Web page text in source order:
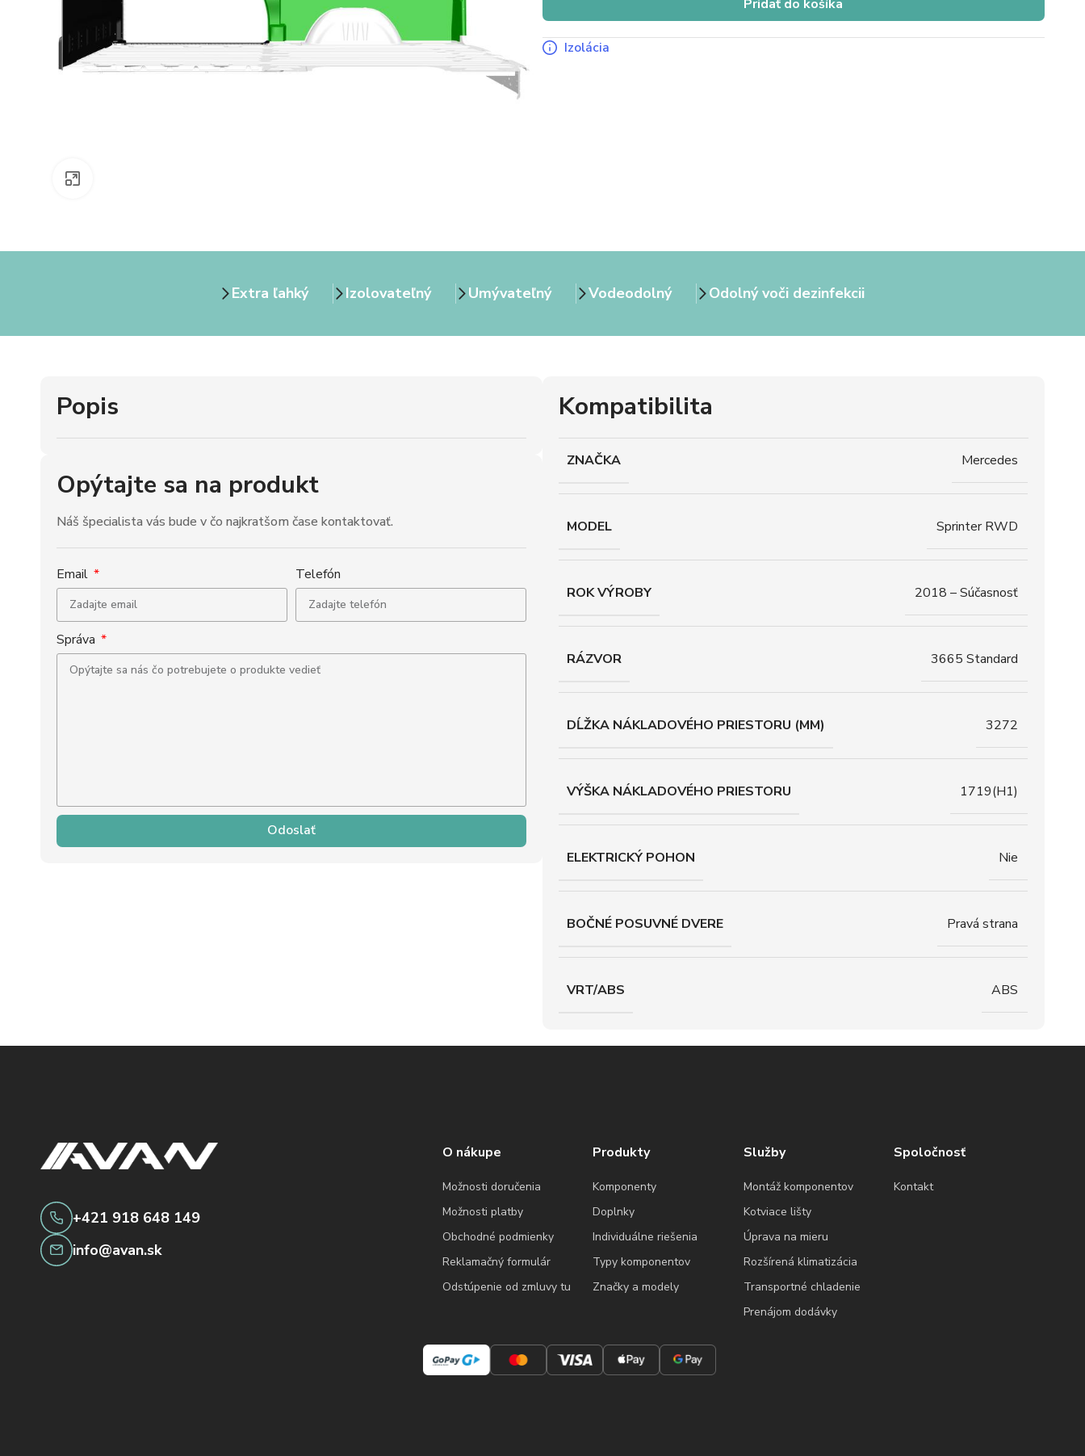
Pridať do košíka
Izolácia
Extra ľahký Izolovateľný Umývateľný Vodeodolný Odolný voči dezinfekcii
Popis
Opýtajte sa na produkt
Náš špecialista vás bude v čo najkratšom čase kontaktovať.
Email Telefón
Správa
Odoslať
Kompatibilita
ZNAČKA Mercedes
MODEL Sprinter RWD
ROK VÝROBY 2018 – Súčasnosť
RÁZVOR 3665 Standard
DĹŽKA NÁKLADOVÉHO PRIESTORU (MM) 3272
VÝŠKA NÁKLADOVÉHO PRIESTORU 1719(H1)
ELEKTRICKÝ POHON Nie
BOČNÉ POSUVNÉ DVERE Pravá strana
VRT/ABS ABS
+421 918 648 149
info@avan.sk
O nákupe
Možnosti doručenia
Možnosti platby
Obchodné podmienky
Reklamačný formulár
Odstúpenie od zmluvy tu
Produkty
Komponenty
Doplnky
Individuálne riešenia
Typy komponentov
Značky a modely
Služby
Montáž komponentov
Kotviace lišty
Úprava na mieru
Rozšírená klimatizácia
Transportné chladenie
Prenájom dodávky
Spoločnosť
Kontakt